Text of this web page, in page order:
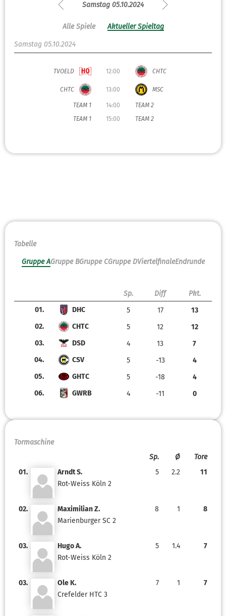
Samstag 05.10.2024
Alle Spiele Aktueller Spieltag
Samstag 05.10.2024
TVOELD 12:00 CHTC
CHTC 13:00 MSC
TEAM 1 14:00
TEAM 2
TEAM 1
15:00 TEAM 2
Tabelle
Gruppe AGruppe BGruppe CGruppe DViertelfinaleEndrunde
Sp. Diff
Pkt.
01.
DHC 5 17
13
02.
CHTC 5 12
12
03.
DSD 4 13
7
04.
CSV 5 -13
4
05.
GHTC 5 -18
4
06.
GWRB 4 -11 0
Tormaschine
Sp.
Ø
Tore
01.
Arndt S.
Rot-Weiss Köln 2
5 2.2 11
02.
Maximilian Z.
Marienburger SC 2
8 1 8
03.
Hugo A.
Rot-Weiss Köln 2
5 1.4 7
03.
Ole K.
Crefelder HTC 3
7 1 7